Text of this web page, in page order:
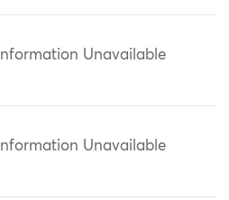
Information Unavailable
Information Unavailable